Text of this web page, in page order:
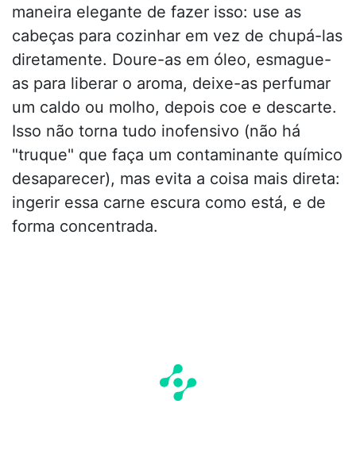
maneira elegante de fazer isso: use as
cabeças para cozinhar em vez de chupá-las
diretamente. Doure-as em óleo, esmague-
as para liberar o aroma, deixe-as perfumar
um caldo ou molho, depois coe e descarte.
Isso não torna tudo inofensivo (não há
"truque" que faça um contaminante químico
desaparecer), mas evita a coisa mais direta:
ingerir essa carne escura como está, e de
forma concentrada.